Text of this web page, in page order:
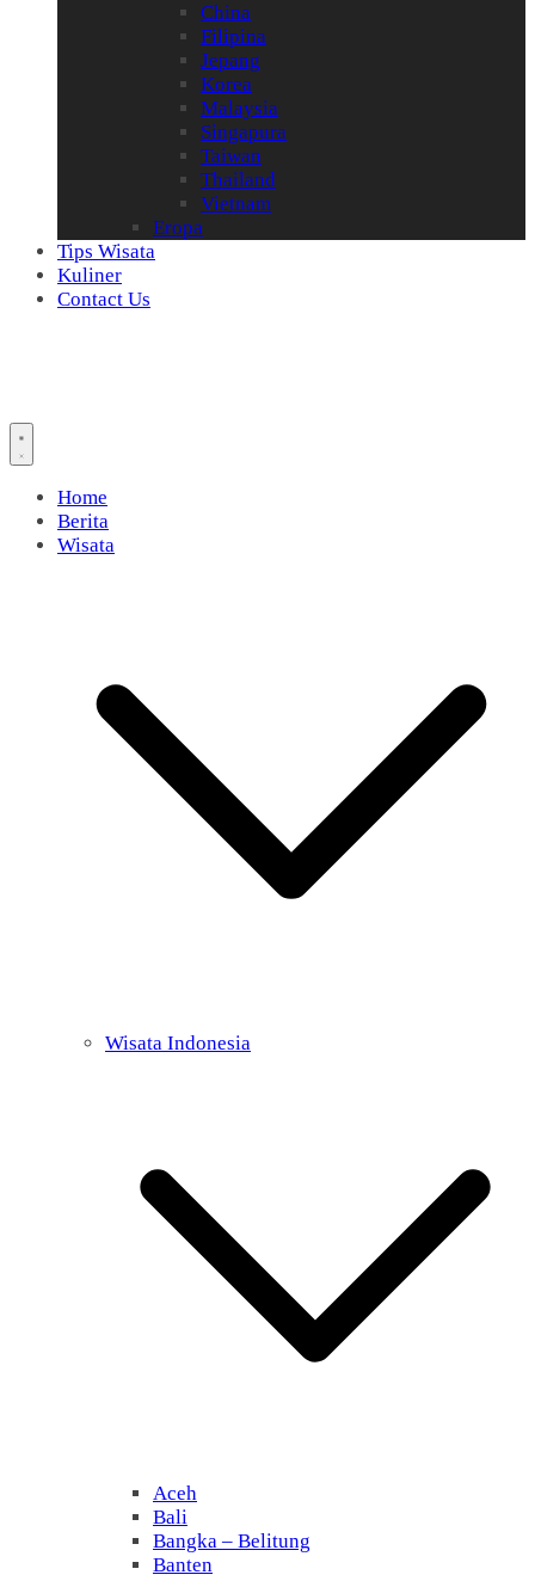
China
Filipina
Jepang
Korea
Malaysia
Singapura
Taiwan
Thailand
Vietnam
Eropa
Tips Wisata
Kuliner
Contact Us
Home
Berita
Wisata
Wisata Indonesia
Aceh
Bali
Bangka – Belitung
Banten